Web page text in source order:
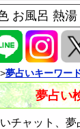
>夢占いキーワー
夢占い
ャット、夢